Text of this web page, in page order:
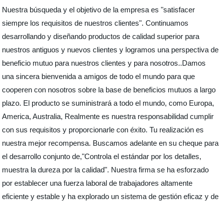
Nuestra búsqueda y el objetivo de la empresa es "satisfacer
siempre los requisitos de nuestros clientes". Continuamos
desarrollando y diseñando productos de calidad superior para
nuestros antiguos y nuevos clientes y logramos una perspectiva de
beneficio mutuo para nuestros clientes y para nosotros..Damos
una sincera bienvenida a amigos de todo el mundo para que
cooperen con nosotros sobre la base de beneficios mutuos a largo
plazo. El producto se suministrará a todo el mundo, como Europa,
America, Australia, Realmente es nuestra responsabilidad cumplir
con sus requisitos y proporcionarle con éxito. Tu realización es
nuestra mejor recompensa. Buscamos adelante en su cheque para
el desarrollo conjunto de,"Controla el estándar por los detalles,
muestra la dureza por la calidad". Nuestra firma se ha esforzado
por establecer una fuerza laboral de trabajadores altamente
eficiente y estable y ha explorado un sistema de gestión eficaz y de